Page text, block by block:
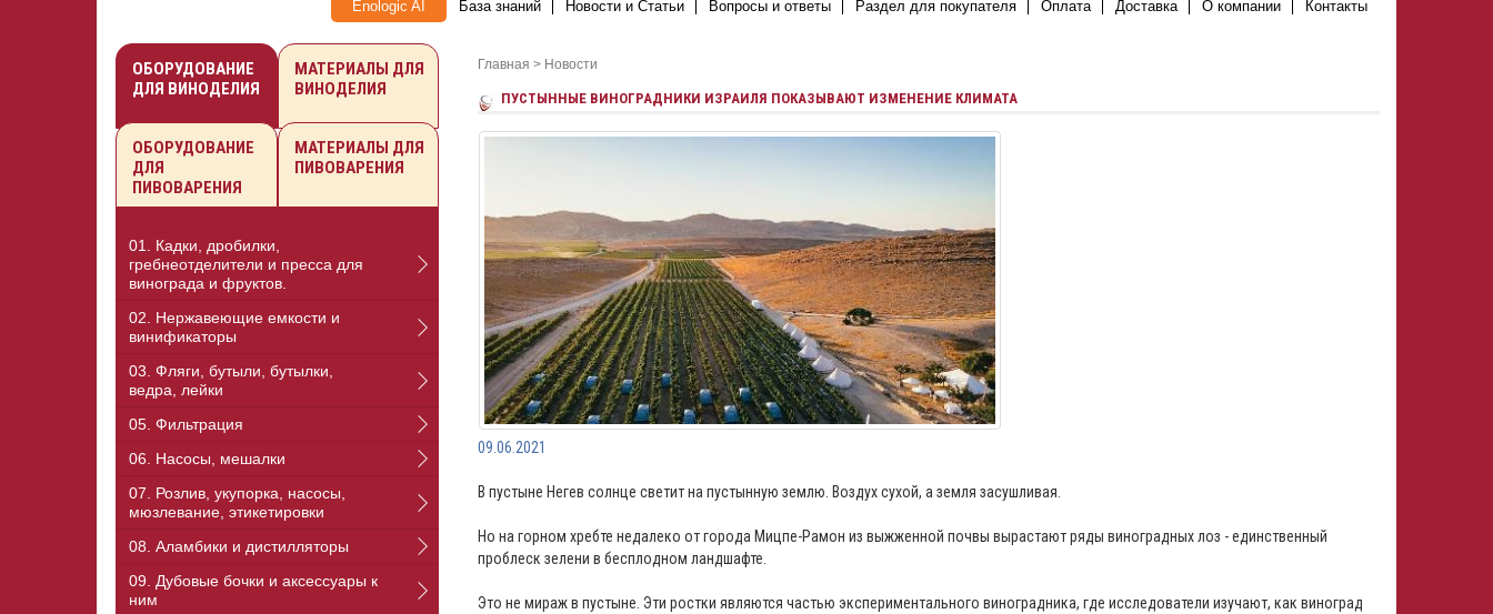
Enologic AI База знаний Новости и Статьи Вопросы и ответы Раздел для покупателя Оплата Доставка О компании Контакты
Главная > Новости
ПУСТЫННЫЕ ВИНОГРАДНИКИ ИЗРАИЛЯ ПОКАЗЫВАЮТ ИЗМЕНЕНИЕ КЛИМАТА
09.06.2021
В пустыне Негев солнце светит на пустынную землю. Воздух сухой, а земля засушливая.
Но на горном хребте недалеко от города Мицпе-Рамон из выжженной почвы вырастают ряды виноградных лоз - единственный
проблеск зелени в бесплодном ландшафте.
Это не мираж в пустыне. Эти ростки являются частью экспериментального виноградника, где исследователи изучают, как виноград
ОБОРУДОВАНИЕ
ДЛЯ ВИНОДЕЛИЯ
МАТЕРИАЛЫ ДЛЯ
ВИНОДЕЛИЯ
ОБОРУДОВАНИЕ
ДЛЯ
ПИВОВАРЕНИЯ
МАТЕРИАЛЫ ДЛЯ
ПИВОВАРЕНИЯ
01. Кадки, дробилки,
гребнеотделители и пресса для
винограда и фруктов.
02. Нержавеющие емкости и
винификаторы
03. Фляги, бутыли, бутылки,
ведра, лейки
05. Фильтрация
06. Насосы, мешалки
07. Розлив, укупорка, насосы,
мюзлевание, этикетировки
08. Аламбики и дистилляторы
09. Дубовые бочки и аксессуары к
ним